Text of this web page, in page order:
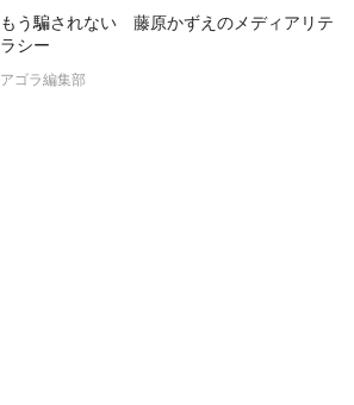
もう騙されない 藤原かずえのメディアリテ
ラシー
アゴラ編集部